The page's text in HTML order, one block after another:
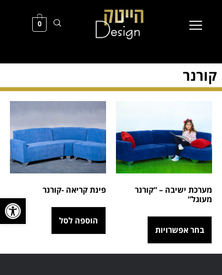
פתח
0
קורנר
מערכת ישיבה – “קורנר
מעוגל”
בחר אפשרויות
פינת קריאה -קורנר
הוספה לסל